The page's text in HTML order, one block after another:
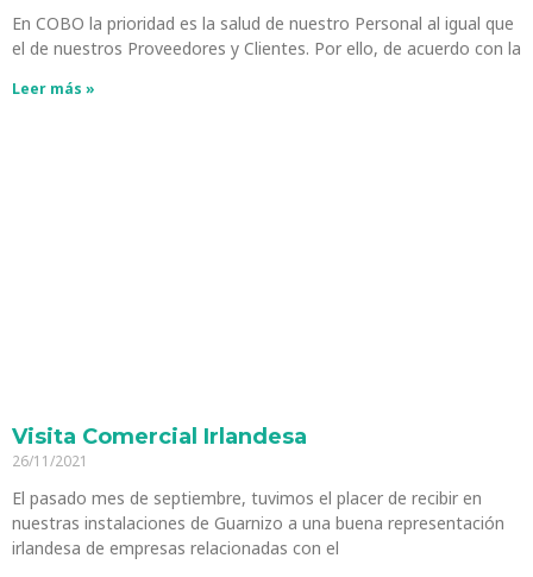
En COBO la prioridad es la salud de nuestro Personal al igual que
el de nuestros Proveedores y Clientes. Por ello, de acuerdo con la
Leer más »
Visita Comercial Irlandesa
26/11/2021
El pasado mes de septiembre, tuvimos el placer de recibir en
nuestras instalaciones de Guarnizo a una buena representación
irlandesa de empresas relacionadas con el